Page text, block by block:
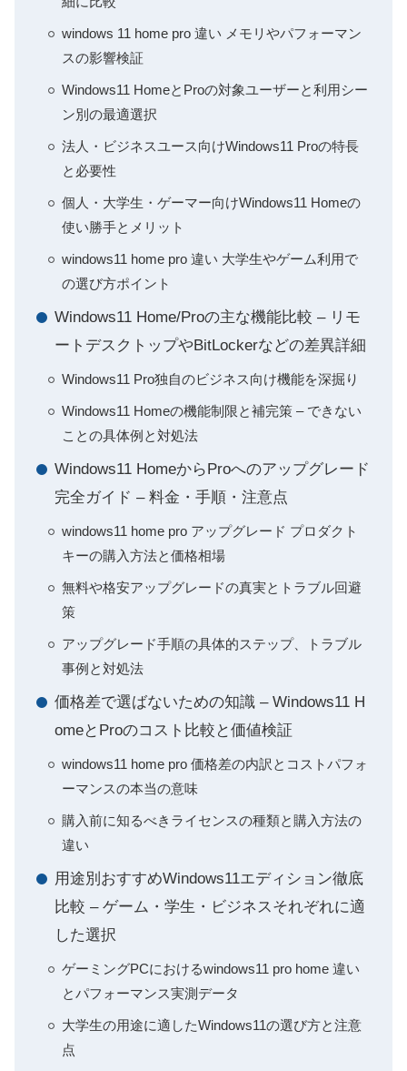
windows 11 home pro 違い メモリやパフォーマン
スの影響検証
Windows11 HomeとProの対象ユーザーと利用シー
ン別の最適選択
法人・ビジネスユース向けWindows11 Proの特長
と必要性
個人・大学生・ゲーマー向けWindows11 Homeの
使い勝手とメリット
windows11 home pro 違い 大学生やゲーム利用で
の選び方ポイント
Windows11 Home/Proの主な機能比較 – リモ
ートデスクトップやBitLockerなどの差異詳細
Windows11 Pro独自のビジネス向け機能を深掘り
Windows11 Homeの機能制限と補完策 – できない
ことの具体例と対処法
Windows11 HomeからProへのアップグレード
完全ガイド – 料金・手順・注意点
windows11 home pro アップグレード プロダクト
キーの購入方法と価格相場
無料や格安アップグレードの真実とトラブル回避
策
アップグレード手順の具体的ステップ、トラブル
事例と対処法
価格差で選ばないための知識 – Windows11 H
omeとProのコスト比較と価値検証
windows11 home pro 価格差の内訳とコストパフォ
ーマンスの本当の意味
購入前に知るべきライセンスの種類と購入方法の
違い
用途別おすすめWindows11エディション徹底
比較 – ゲーム・学生・ビジネスそれぞれに適
した選択
ゲーミングPCにおけるwindows11 pro home 違い
とパフォーマンス実測データ
大学生の用途に適したWindows11の選び方と注意
点